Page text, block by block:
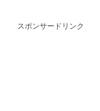
スポンサードリンク